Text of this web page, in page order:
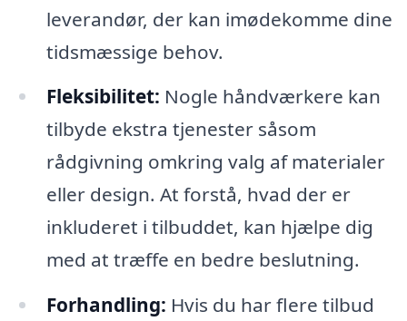
leverandør, der kan imødekomme dine
tidsmæssige behov.
Fleksibilitet: Nogle håndværkere kan
tilbyde ekstra tjenester såsom
rådgivning omkring valg af materialer
eller design. At forstå, hvad der er
inkluderet i tilbuddet, kan hjælpe dig
med at træffe en bedre beslutning.
Forhandling: Hvis du har flere tilbud